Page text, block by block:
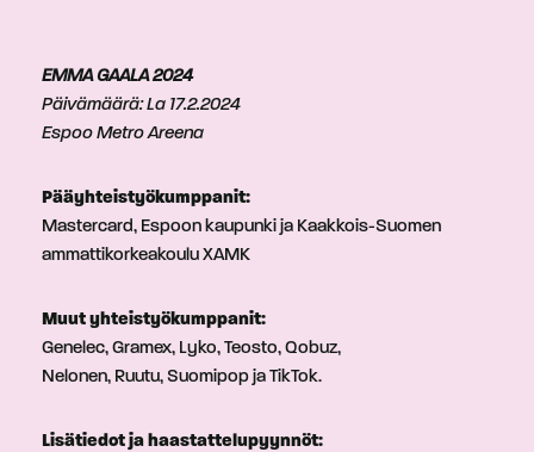
EMMA GAALA 2024
Päivämäärä: La 17.2.2024
Espoo Metro Areena
Pääyhteistyökumppanit:
Mastercard, Espoon kaupunki ja Kaakkois-Suomen
ammattikorkeakoulu XAMK
Muut yhteistyökumppanit:
Genelec, Gramex, Lyko, Teosto, Qobuz,
Nelonen, Ruutu, Suomipop ja TikTok.
Lisätiedot ja haastattelupyynnöt: